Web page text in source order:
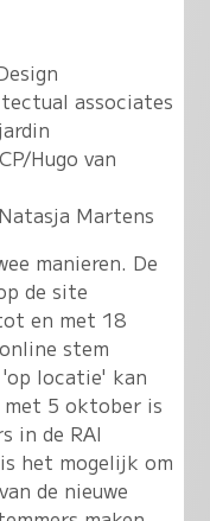
associates
Hugo van
Martens
manieren. De
de site
en met 18
stem
locatie' kan
5 oktober is
in de RAI
het mogelijk om
de nieuwe